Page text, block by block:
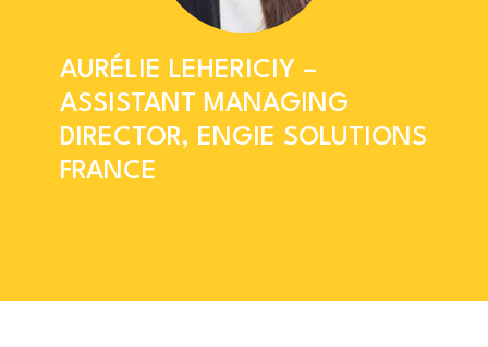
AURÉLIE LEHERICIY –
ASSISTANT MANAGING
DIRECTOR, ENGIE SOLUTIONS
FRANCE